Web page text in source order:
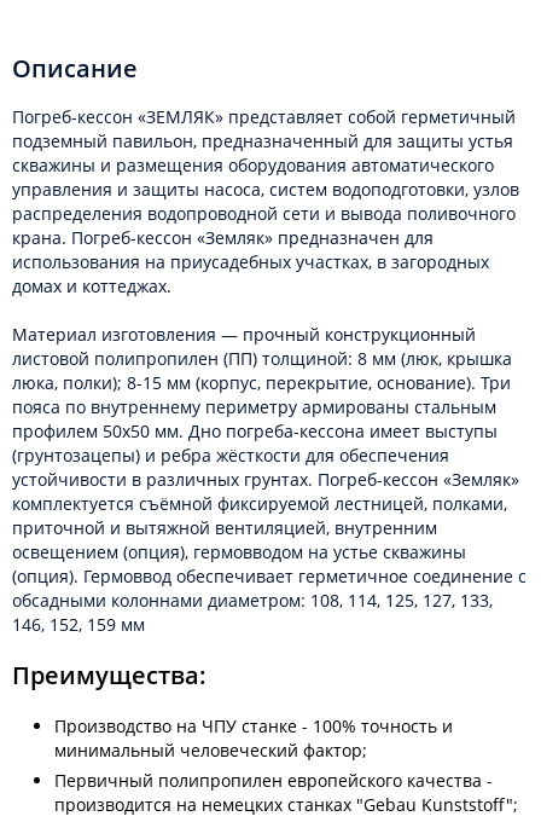
Описание
Погреб-кессон «ЗЕМЛЯК» представляет собой герметичный
подземный павильон, предназначенный для защиты устья
скважины и размещения оборудования автоматического
управления и защиты насоса, систем водоподготовки, узлов
распределения водопроводной сети и вывода поливочного
крана. Погреб-кессон «Земляк» предназначен для
использования на приусадебных участках, в загородных
домах и коттеджах.
Материал изготовления — прочный конструкционный
листовой полипропилен (ПП) толщиной: 8 мм (люк, крышка
люка, полки); 8-15 мм (корпус, перекрытие, основание). Три
пояса по внутреннему периметру армированы стальным
профилем 50х50 мм. Дно погреба-кессона имеет выступы
(грунтозацепы) и ребра жёсткости для обеспечения
устойчивости в различных грунтах. Погреб-кессон «Земляк»
комплектуется съёмной фиксируемой лестницей, полками,
приточной и вытяжной вентиляцией, внутренним
освещением (опция), гермовводом на устье скважины
(опция). Гермоввод обеспечивает герметичное соединение с
обсадными колоннами диаметром: 108, 114, 125, 127, 133,
146, 152, 159 мм
Преимущества:
Производство на ЧПУ станке - 100% точность и
минимальный человеческий фактор;
Первичный полипропилен европейского качества -
производится на немецких станках "Gebau Kunststoff";